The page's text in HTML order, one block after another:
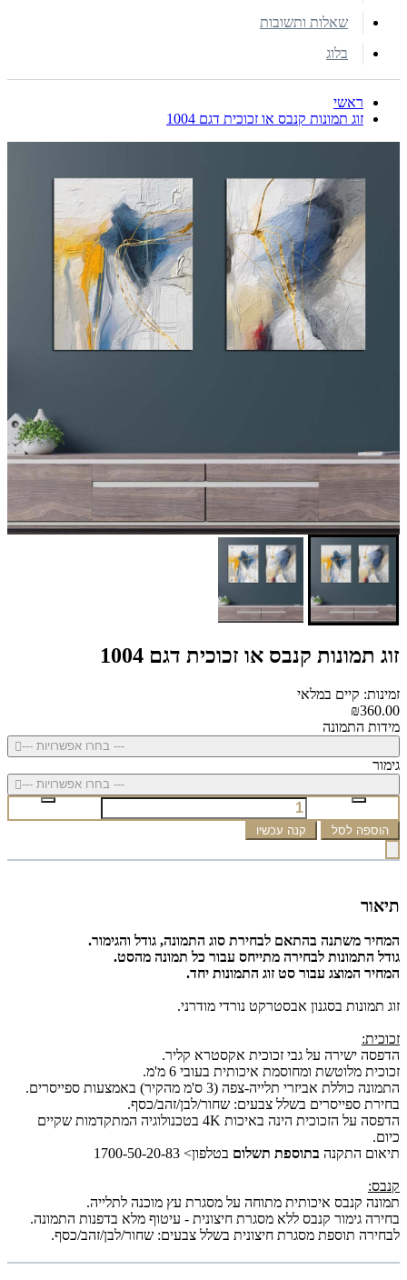
שאלות ותשובות
בלוג
ראשי
זוג תמונות קנבס או זכוכית דגם 1004
זוג תמונות קנבס או זכוכית דגם 1004
זמינות: קיים במלאי
₪360.00
מידות התמונה
--- בחרו אפשרויות ---
גימור
--- בחרו אפשרויות ---
הוספה לסל קנה עכשיו
תיאור
המחיר משתנה בהתאם לבחירת סוג התמונה, גודל והגימור.
גודל התמונות לבחירה מתייחס עבור כל תמונה מהסט.
המחיר המוצג עבור סט זוג התמונות יחד.
זוג תמונות בסגנון אבסטרקט נורדי מודרני.
זכוכית:
הדפסה ישירה על גבי זכוכית אקסטרא קליר.
זכוכית מלוטשת ומחוסמת איכותית בעובי 6 מ'מ.
התמונה כוללת אביזרי תלייה-צפה (3 ס'מ מהקיר) באמצעות ספייסרים.
בחירת ספייסרים בשלל צבעים: שחור/לבן/זהב/כסף.
הדפסה על הזכוכית הינה באיכות 4K בטכנולוגיה המתקדמות שקיים
כיום.
תיאום התקנה בתוספת תשלום בטלפון> 1700-50-20-83
קנבס:
תמונה קנבס איכותית מתוחה על מסגרת עץ מוכנה לתלייה.
בחירה גימור קנבס ללא מסגרת חיצונית - עיטוף מלא בדפנות התמונה.
לבחירה תוספת מסגרת חיצונית בשלל צבעים: שחור/לבן/זהב/כסף.